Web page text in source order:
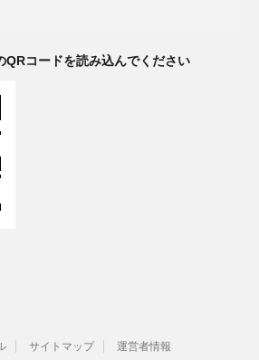
QRコードを読み込んでください
サイトマップ 運営者情報